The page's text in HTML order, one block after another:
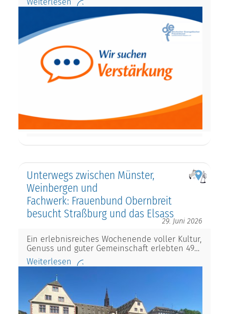
Unterwegs zwischen Münster,
Weinbergen und
Fachwerk: Frauenbund Obernbreit
besucht Straßburg und das Elsass
29. Juni 2026
Ein erlebnisreiches Wochenende voller Kultur,
Genuss und guter Gemeinschaft erlebten 49…
Weiterlesen